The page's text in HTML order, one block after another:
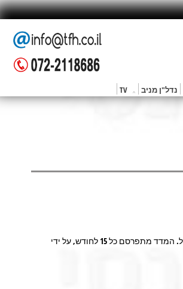
נדל"ן מניב TV
מדד המשקף את השינויים החודשיים במחירי סל מוצרים ושירותים של משפחה ממוצעת בישראל. המדד מתפרסם כל 15 לחודש, על ידי